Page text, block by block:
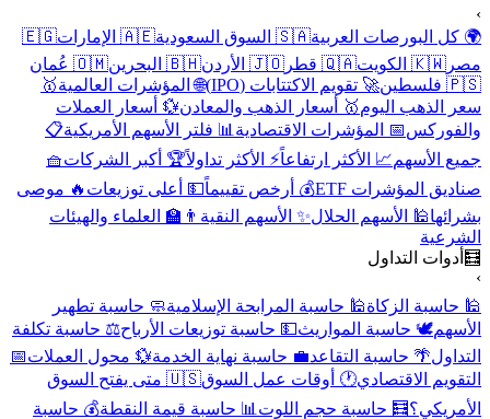
🌍 كل البورصات العربية🇸🇦 السوق السعودية 🇦🇪 الإمارات
🇪🇬
مصر 🇰🇼 الكويت 🇶🇦 قطر 🇯🇴 الأردن 🇧🇭 البحرين
🇴🇲 عُمان
🇵🇸 فلسطين
🚀 تقويم الاكتتابات (IPO) 🌐 المؤشرات العالمية🥇
سعر الذهب اليوم🥇 أسعار الذهب والمعادن💱 أسعار العملات
والفوركس 📅 المؤشرات الاقتصادية📊 فلتر الأسهم الأمريكية📋
جميع الأسهم📈 الأكثر ارتفاعاً⚡ الأكثر تداولاً🏆 أكبر الشركات🧺
صناديق المؤشرات ETF
💰 أرخص تقييماً💵 أعلى توزيعات🔥 موصى
بشرائها🕌 الأسهم الحلال ✨ الأسهم النقية👨‍🏫 العلماء والهيئات
الشرعية
🧮أدوات التداول
🕌 حاسبة الزكاة🕌 حاسبة المرابحة الإسلامية🧼 حاسبة تطهير
الأسهم🕊️ حاسبة المواريث💵 حاسبة توزيعات الأرباح⚖️ حاسبة تكلفة
التداول 🌴 حاسبة التقاعد💼 حاسبة نهاية الخدمة💱 محول العملات📅
التقويم الاقتصادي🕐 أوقات عمل السوق
🇺🇸 متى يفتح السوق
الأمريكي؟🧮 حاسبة حجم اللوت📊 حاسبة قيمة النقطة💰 حاسبة